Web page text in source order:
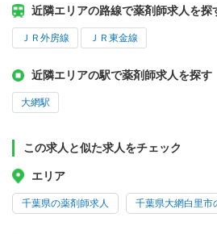
近隣エリアの路線で薬剤師求人を探
ＪＲ外房線 ＪＲ東金線
近隣エリアの駅で薬剤師求人を探す
大網駅
この求人と似た求人をチェック
エリア
千葉県の薬剤師求人 千葉県大網白里市